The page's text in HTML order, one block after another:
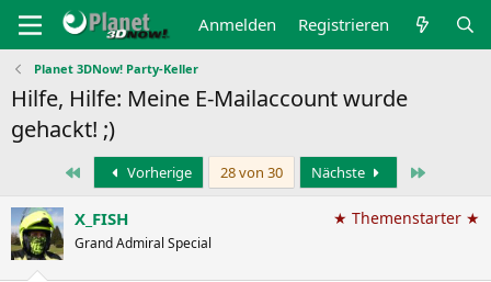
Anmelden Registrieren
Planet 3DNow! Party-Keller
Hilfe, Hilfe: Meine E-Mailaccount wurde
gehackt! ;)
Erste Vorherige 28 von 30 Nächste
X_FISH
Grand Admiral Special
★ Themenstarter ★